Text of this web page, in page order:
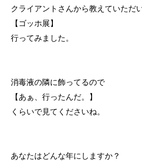
クライアントさんから教えていただ
【ゴッホ展】
行ってみました。
消毒液の隣に飾ってるので
【あぁ、行ったんだ。】
くらいで見てくださいね。
あなたはどんな年にしますか？